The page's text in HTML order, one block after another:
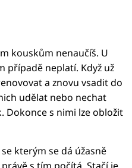
kouskům nenaučíš. U
případě neplatí. Když už
a znovu vsadit do
udělat nebo nechat
Dokonce s nimi lze obložit
kterým se dá úžasně